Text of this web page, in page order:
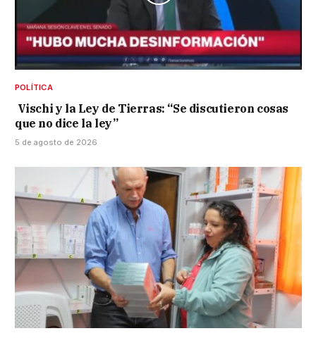
POLÍTICA
Vischi y la Ley de Tierras: “Se discutieron cosas
que no dice la ley”
5 de agosto de 2026